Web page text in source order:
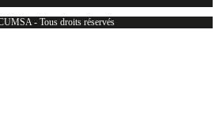
- Tous droits réservés